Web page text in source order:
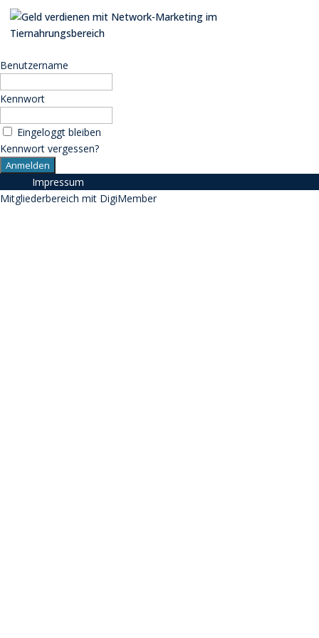
Benutzername
Kennwort
Eingeloggt bleiben
Kennwort vergessen?
Impressum
Mitgliederbereich mit DigiMember